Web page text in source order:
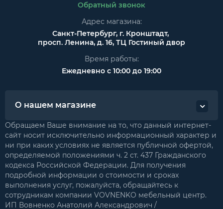
Обратный звонок
Адрес магазина:
Санкт-Петербург, г. Кронштадт,
просп. Ленина, д. 16, ТЦ Гостиный двор
Время работы:
Ежедневно с 10:00 до 19:00
О нашем магазине
Обращаем Ваше внимание на то, что данный интернет-
сайт носит исключительно информационный характер и
ни при каких условиях не является публичной офертой,
определяемой положениями ч. 2 ст. 437 Гражданского
кодекса Российской Федерации. Для получения
подробной информации о стоимости и сроках
выполнения услуг, пожалуйста, обращайтесь к
сотрудникам компании VOVNENKO мебельный центр.
ИП Вовненко Анатолий Александрович /